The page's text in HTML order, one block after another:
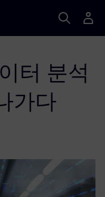
터 분석
가다